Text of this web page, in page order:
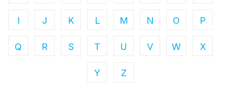
I J K L M N O P
Q R S T U V W X
Y Z